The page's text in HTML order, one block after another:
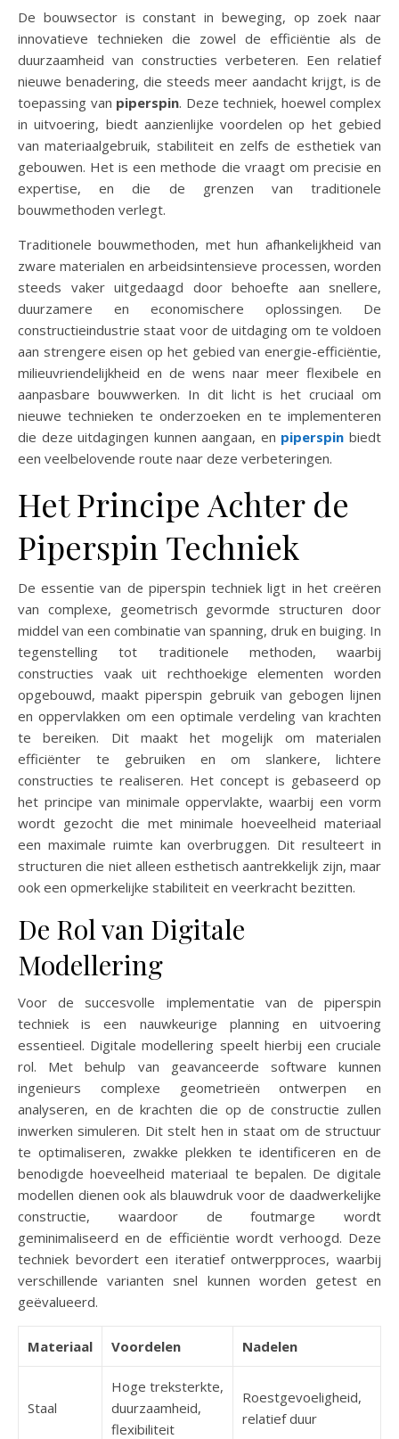
De bouwsector is constant in beweging, op zoek naar
innovatieve technieken die zowel de efficiëntie als de
duurzaamheid van constructies verbeteren. Een relatief
nieuwe benadering, die steeds meer aandacht krijgt, is de
toepassing van piperspin. Deze techniek, hoewel complex
in uitvoering, biedt aanzienlijke voordelen op het gebied
van materiaalgebruik, stabiliteit en zelfs de esthetiek van
gebouwen. Het is een methode die vraagt om precisie en
expertise, en die de grenzen van traditionele
bouwmethoden verlegt.
Traditionele bouwmethoden, met hun afhankelijkheid van
zware materialen en arbeidsintensieve processen, worden
steeds vaker uitgedaagd door behoefte aan snellere,
duurzamere en economischere oplossingen. De
constructieindustrie staat voor de uitdaging om te voldoen
aan strengere eisen op het gebied van energie-efficiëntie,
milieuvriendelijkheid en de wens naar meer flexibele en
aanpasbare bouwwerken. In dit licht is het cruciaal om
nieuwe technieken te onderzoeken en te implementeren
die deze uitdagingen kunnen aangaan, en piperspin biedt
een veelbelovende route naar deze verbeteringen.
Het Principe Achter de
Piperspin Techniek
De essentie van de piperspin techniek ligt in het creëren
van complexe, geometrisch gevormde structuren door
middel van een combinatie van spanning, druk en buiging. In
tegenstelling tot traditionele methoden, waarbij
constructies vaak uit rechthoekige elementen worden
opgebouwd, maakt piperspin gebruik van gebogen lijnen
en oppervlakken om een optimale verdeling van krachten
te bereiken. Dit maakt het mogelijk om materialen
efficiënter te gebruiken en om slankere, lichtere
constructies te realiseren. Het concept is gebaseerd op
het principe van minimale oppervlakte, waarbij een vorm
wordt gezocht die met minimale hoeveelheid materiaal
een maximale ruimte kan overbruggen. Dit resulteert in
structuren die niet alleen esthetisch aantrekkelijk zijn, maar
ook een opmerkelijke stabiliteit en veerkracht bezitten.
De Rol van Digitale
Modellering
Voor de succesvolle implementatie van de piperspin
techniek is een nauwkeurige planning en uitvoering
essentieel. Digitale modellering speelt hierbij een cruciale
rol. Met behulp van geavanceerde software kunnen
ingenieurs complexe geometrieën ontwerpen en
analyseren, en de krachten die op de constructie zullen
inwerken simuleren. Dit stelt hen in staat om de structuur
te optimaliseren, zwakke plekken te identificeren en de
benodigde hoeveelheid materiaal te bepalen. De digitale
modellen dienen ook als blauwdruk voor de daadwerkelijke
constructie, waardoor de foutmarge wordt
geminimaliseerd en de efficiëntie wordt verhoogd. Deze
techniek bevordert een iteratief ontwerpproces, waarbij
verschillende varianten snel kunnen worden getest en
geëvalueerd.
Materiaal Voordelen Nadelen
Staal
Hoge treksterkte,
duurzaamheid,
flexibiliteit
Roestgevoeligheid,
relatief duur